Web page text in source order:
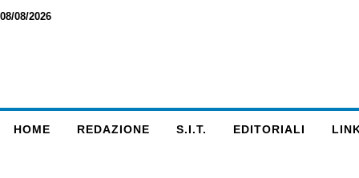
08/08/2026
HOME REDAZIONE S.I.T. EDITORIALI